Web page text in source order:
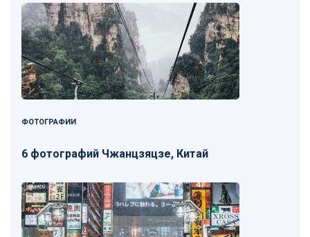
ФОТОГРАФИИ
6 фотографий Чжанцзяцзе, Китай